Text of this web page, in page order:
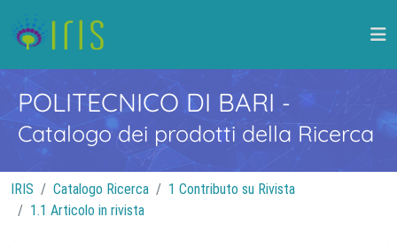
POLITECNICO DI BARI -
Catalogo dei prodotti della Ricerca
IRIS Catalogo Ricerca
1 Contributo su Rivista
1.1 Articolo in rivista